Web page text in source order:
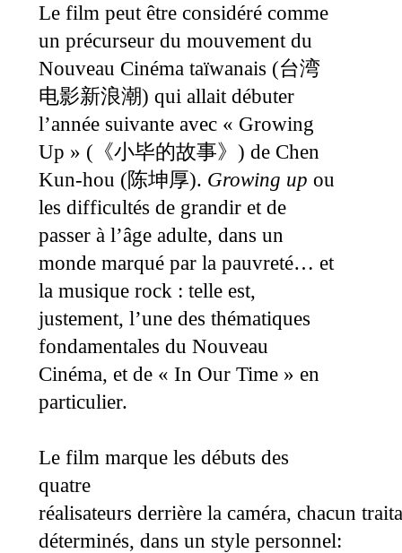
Le film peut être considéré comme
un précurseur du mouvement du
Nouveau Cinéma taïwanais (台湾
电影新浪潮) qui allait débuter
l’année suivante avec « Growing
Up » ( 《小毕的故事》 ) de Chen
Kun-hou (陈坤厚). Growing up ou
les difficultés de grandir et de
passer à l’âge adulte, dans un
monde marqué par la pauvreté… et
la musique rock : telle est,
justement, l’une des thématiques
fondamentales du Nouveau
Cinéma, et de « In Our Time » en
particulier.
Le film marque les débuts des
quatre
réalisateurs derrière la caméra, chacun
déterminés, dans un style personnel: